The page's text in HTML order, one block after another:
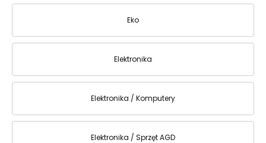
Eko
Elektronika
Elektronika / Komputery
Elektronika / Sprzęt AGD